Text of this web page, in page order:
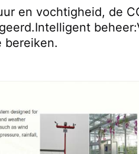
en vochtigheid, de
bereiken.